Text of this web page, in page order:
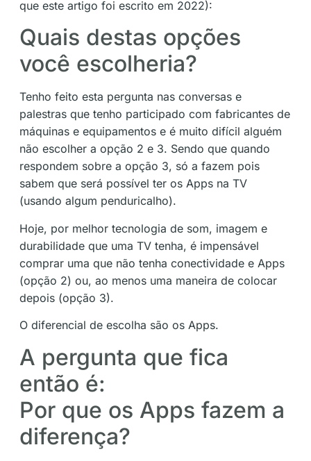
que este artigo foi escrito em 2022):
Quais destas opções
você escolheria?
Tenho feito esta pergunta nas conversas e
palestras que tenho participado com fabricantes de
máquinas e equipamentos e é muito difícil alguém
não escolher a opção 2 e 3. Sendo que quando
respondem sobre a opção 3, só a fazem pois
sabem que será possível ter os Apps na TV
(usando algum penduricalho).
Hoje, por melhor tecnologia de som, imagem e
durabilidade que uma TV tenha, é impensável
comprar uma que não tenha conectividade e Apps
(opção 2) ou, ao menos uma maneira de colocar
depois (opção 3).
O diferencial de escolha são os Apps.
A pergunta que fica
então é:
Por que os Apps fazem a
diferença?